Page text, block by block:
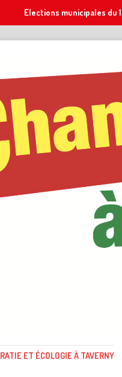
Elections municipales du
ET ÉCOLOGIE À TAVERNY